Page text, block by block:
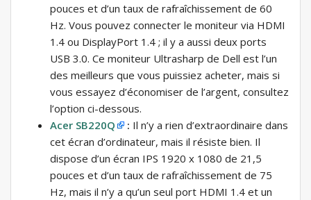
pouces et d’un taux de rafraîchissement de 60
Hz. Vous pouvez connecter le moniteur via HDMI
1.4 ou DisplayPort 1.4 ; il y a aussi deux ports
USB 3.0. Ce moniteur Ultrasharp de Dell est l’un
des meilleurs que vous puissiez acheter, mais si
vous essayez d’économiser de l’argent, consultez
l’option ci-dessous.
Acer SB220Q
: Il n’y a rien d’extraordinaire dans
cet écran d’ordinateur, mais il résiste bien. Il
dispose d’un écran IPS 1920 x 1080 de 21,5
pouces et d’un taux de rafraîchissement de 75
Hz, mais il n’y a qu’un seul port HDMI 1.4 et un